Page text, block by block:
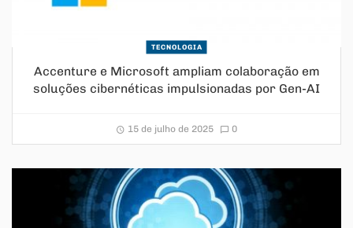
TECNOLOGIA
Accenture e Microsoft ampliam colaboração em
soluções cibernéticas impulsionadas por Gen-AI
15 de julho de 2025 0